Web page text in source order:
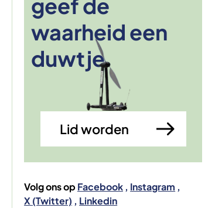
geef de
waarheid een
duwtje
Lid worden
Afbeelding
Volg ons op Facebook
Instagram
X (Twitter)
Linkedin